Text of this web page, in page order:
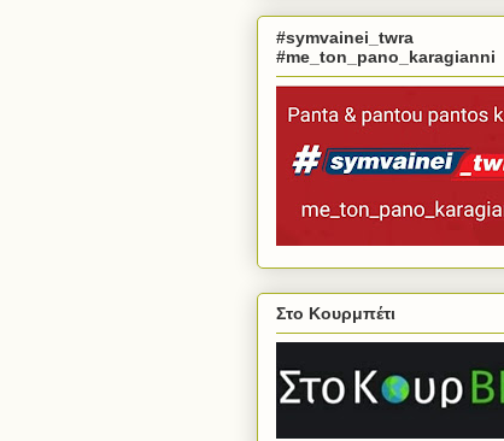
#symvainei_twra
#me_ton_pano_karagianni
Στο Κουρμπέτι